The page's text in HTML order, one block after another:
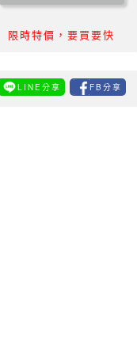
限時特價，要買要快
LINE分享 FB分享